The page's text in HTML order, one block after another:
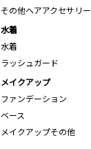
その他ヘアアクセサリー
水着
水着
ラッシュガード
メイクアップ
ファンデーション
ベース
メイクアップその他